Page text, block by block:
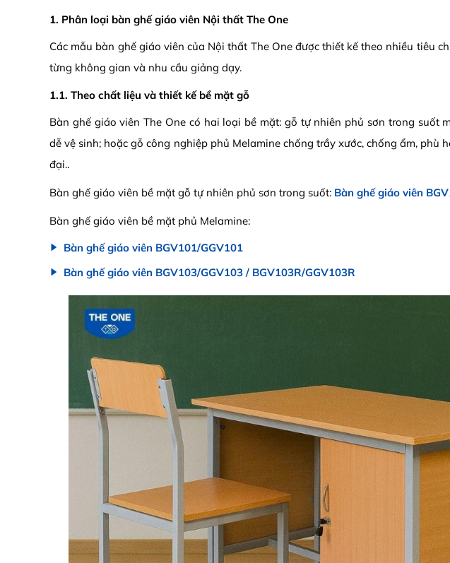
1. Phân loại bàn ghế giáo viên Nội thất The One
Các mẫu bàn ghế giáo viên của Nội thất The One được thiết kế theo nhiều tiêu
từng không gian và nhu cầu giảng dạy.
1.1. Theo chất liệu và thiết kế bề mặt gỗ
Bàn ghế giáo viên The One có hai loại bề mặt: gỗ tự nhiên phủ sơn trong suốt
dễ vệ sinh; hoặc gỗ công nghiệp phủ Melamine chống trầy xước, chống ẩm, phù
đại..
Bàn ghế giáo viên bề mặt gỗ tự nhiên phủ sơn trong suốt: Bàn ghế giáo viên
Bàn ghế giáo viên bề mặt phủ Melamine:
Bàn ghế giáo viên BGV101/GGV101
Bàn ghế giáo viên BGV103/GGV103 / BGV103R/GGV103R